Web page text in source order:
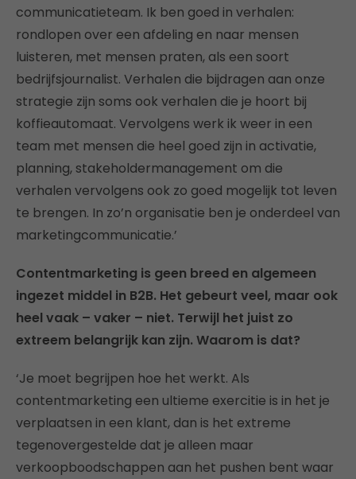
communicatieteam. Ik ben goed in verhalen:
rondlopen over een afdeling en naar mensen
luisteren, met mensen praten, als een soort
bedrijfsjournalist. Verhalen die bijdragen aan onze
strategie zijn soms ook verhalen die je hoort bij
koffieautomaat. Vervolgens werk ik weer in een
team met mensen die heel goed zijn in activatie,
planning, stakeholdermanagement om die
verhalen vervolgens ook zo goed mogelijk tot leven
te brengen. In zo’n organisatie ben je onderdeel van
marketingcommunicatie.’
Contentmarketing is geen breed en algemeen
ingezet middel in B2B. Het gebeurt veel, maar ook
heel vaak – vaker – niet. Terwijl het juist zo
extreem belangrijk kan zijn. Waarom is dat?
‘Je moet begrijpen hoe het werkt. Als
contentmarketing een ultieme exercitie is in het je
verplaatsen in een klant, dan is het extreme
tegenovergestelde dat je alleen maar
verkoopboodschappen aan het pushen bent waar